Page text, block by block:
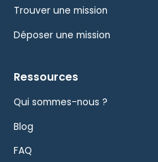
Trouver une mission
Déposer une mission
Ressources
Qui sommes-nous ?
Blog
FAQ